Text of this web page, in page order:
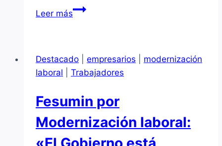
Leer másGobierno
durante
el
semestre
Destacado empresarios
modernización
laboral
Trabajadores
Fesumin por
Modernización laboral: